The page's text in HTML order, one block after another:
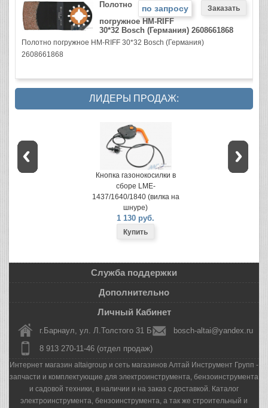
по запросу
Полотно
погружное HM-RIFF
30*32 Bosch (Германия) 2608661868
Полотно погружное HM-RIFF 30*32 Bosch (Германия)
2608661868
ЛИДЕРЫ ПРОДАЖ:
Кнопка газонокосилки в
сборе LME-
1437/1640/1840 (вилка на
шнуре)
1 130 руб.
Служба поддержки
Дополнительно
Личный Кабинет
г.Барнаул, ул. Л.Толстого 31 Б
bosch-altai@yandex.ru
8 913 270-11-46 (отдел продаж)
Интернет магазин altaigroup и сеть магазинов Алтай Инструмент Групп -
запчасти и комплектующие для электроинструмента, бензоинструмента
и садовой техники, в наличии и на заказ с доставкой. Каталог
электроинструмента, бензоинструмента, а так же строительный и